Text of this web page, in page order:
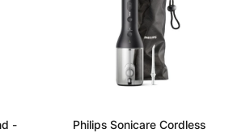
-
Philips Sonicare Cordless